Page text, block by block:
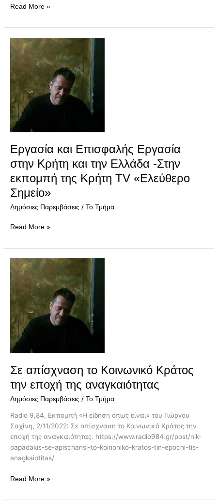
Read More »
Εργασία και Επισφαλής Εργασία
στην Κρήτη και την Ελλάδα -Στην
εκπομπή της Κρήτη TV «Ελεύθερο
Σημείο»
Δημόσιες Παρεμβάσεις /Το Τμήμα
Εργασία
και
Επισφαλής
Εργασία
Κρήτη
και
την
Ελλάδα
εκπομπή
Κρήτη
TV
«Ελεύθερο
Read More »
Σε απίσχναση το Κοινωνικό Κράτος
την εποχή της αναγκαιότητας
Δημόσιες Παρεμβάσεις /Το Τμήμα
Radio 9,84, Εκπομπή «Η είδηση όπως είναι» του Γιώργου
Σαχίνη, 2/11/2022: Σε απίσχναση το Κοινωνικό Κράτος την
εποχή της αναγκαιότητας. https://www.radio984.gr/post/nik-
papadakis-se-apischansi-to-koinoniko-kratos-tin-epochi-tis-
anagkaiotitas/
Σε
απίσχναση
το
Κοινωνικό
Κράτος
την
εποχή
της
αναγκαιότητας
Read More »